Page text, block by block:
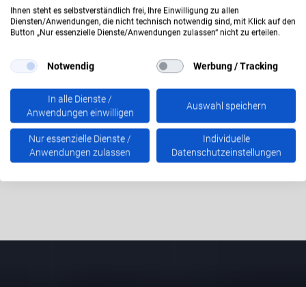
Ansprechpartner finden
Ihnen steht es selbstverständlich frei, Ihre Einwilligung zu allen
Diensten/Anwendungen, die nicht technisch notwendig sind, mit Klick auf den
Button „Nur essenzielle Dienste/Anwendungen zulassen“ nicht zu erteilen.
Notwendig Werbung / Tracking
In alle Dienste /
Anwendungen einwilligen
Auswahl speichern
Nur essenzielle Dienste /
Anwendungen zulassen
Individuelle
Datenschutzeinstellungen